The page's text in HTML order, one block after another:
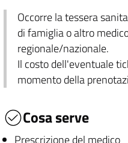
Occorre la tessera
di famiglia o altro
regionale/nazionale.
Il costo dell'eventuale
momento della
Cosa serve
Prescrizione del medico